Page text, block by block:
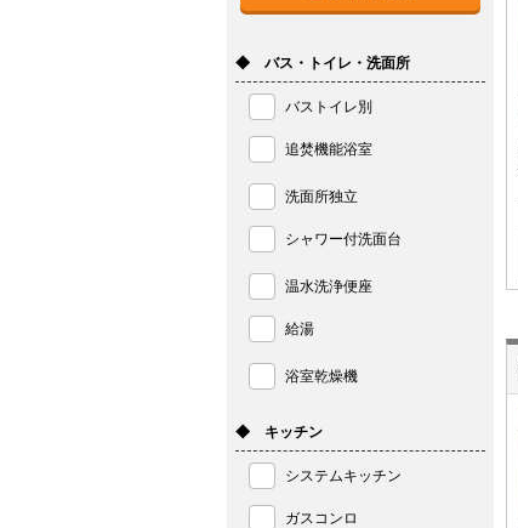
◆ バス・トイレ・洗面所
バストイレ別
追焚機能浴室
洗面所独立
シャワー付洗面台
温水洗浄便座
給湯
浴室乾燥機
◆ キッチン
システムキッチン
ガスコンロ